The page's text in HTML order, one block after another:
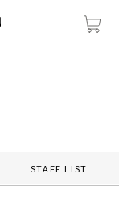
STAFF LIST